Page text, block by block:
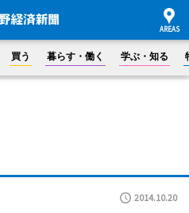
買う 暮らす・働く 学ぶ・知る
2014.10.20